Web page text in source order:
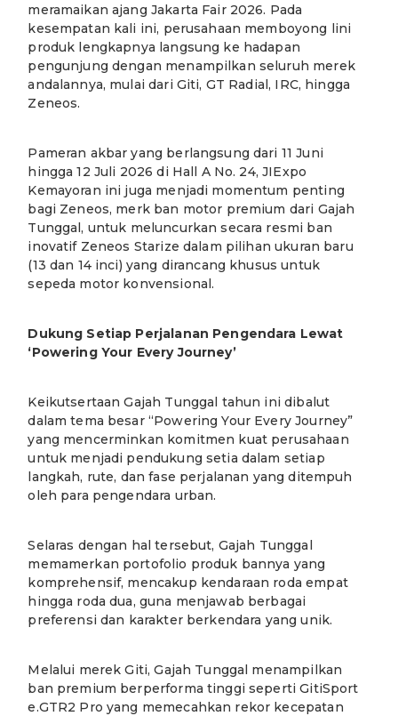
meramaikan ajang Jakarta Fair 2026. Pada
kesempatan kali ini, perusahaan memboyong lini
produk lengkapnya langsung ke hadapan
pengunjung dengan menampilkan seluruh merek
andalannya, mulai dari Giti, GT Radial, IRC, hingga
Zeneos.
Pameran akbar yang berlangsung dari 11 Juni
hingga 12 Juli 2026 di Hall A No. 24, JIExpo
Kemayoran ini juga menjadi momentum penting
bagi Zeneos, merk ban motor premium dari Gajah
Tunggal, untuk meluncurkan secara resmi ban
inovatif Zeneos Starize dalam pilihan ukuran baru
(13 dan 14 inci) yang dirancang khusus untuk
sepeda motor konvensional.
Dukung Setiap Perjalanan Pengendara Lewat
‘Powering Your Every Journey’
Keikutsertaan Gajah Tunggal tahun ini dibalut
dalam tema besar “Powering Your Every Journey”
yang mencerminkan komitmen kuat perusahaan
untuk menjadi pendukung setia dalam setiap
langkah, rute, dan fase perjalanan yang ditempuh
oleh para pengendara urban.
Selaras dengan hal tersebut, Gajah Tunggal
memamerkan portofolio produk bannya yang
komprehensif, mencakup kendaraan roda empat
hingga roda dua, guna menjawab berbagai
preferensi dan karakter berkendara yang unik.
Melalui merek Giti, Gajah Tunggal menampilkan
ban premium berperforma tinggi seperti GitiSport
e.GTR2 Pro yang memecahkan rekor kecepatan